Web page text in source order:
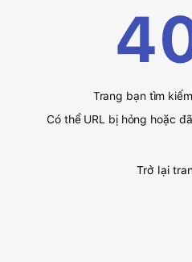
Trang bạn tìm
Có thể URL bị hỏng hoặc
Trở lại